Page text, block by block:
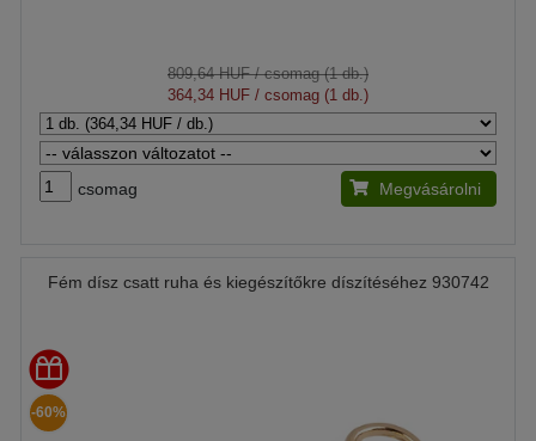
809,64 HUF/ csomag (1 db.)
364,34 HUF / csomag (1 db.)
csomag Megvásárolni
Fém dísz csatt ruha és kiegészítőkre díszítéséhez 930742
-60%